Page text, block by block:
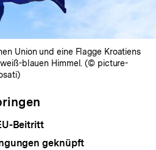
Union und eine Flagge Kroatiens
blauen Himmel. (© picture-
Beitritt
geknüpft